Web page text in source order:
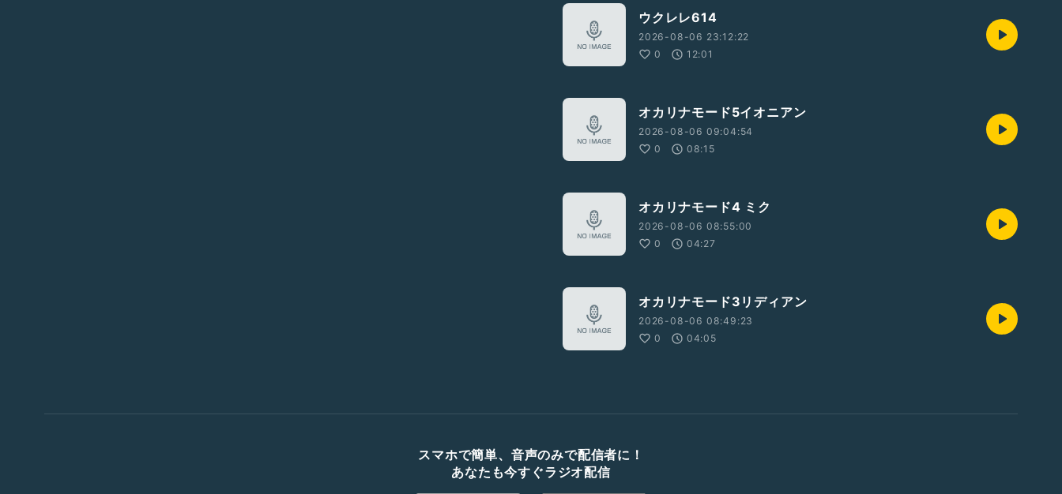
ウクレレ614
2026-08-06 23:12:22
0
12:01
オカリナモード5イオニアン
2026-08-06 09:04:54
0
08:15
オカリナモード4 ミク
2026-08-06 08:55:00
0
04:27
オカリナモード3リディアン
2026-08-06 08:49:23
0
04:05
スマホで簡単、音声のみで配信者に！
あなたも今すぐラジオ配信